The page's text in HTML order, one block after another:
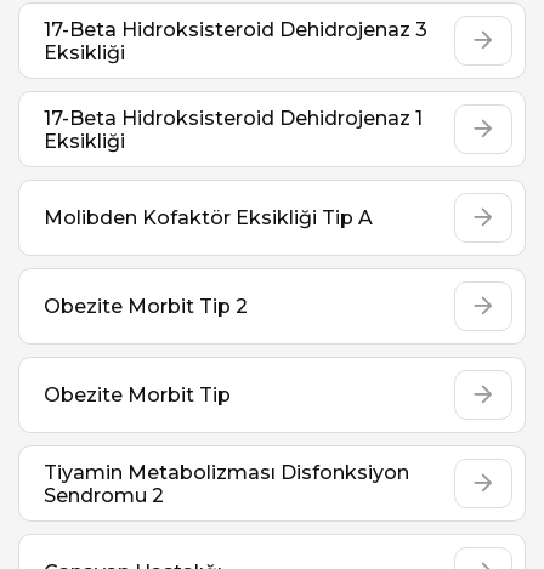
17-Beta Hidroksisteroid Dehidrojenaz 3
Eksikliği
17-Beta Hidroksisteroid Dehidrojenaz 1
Eksikliği
Molibden Kofaktör Eksikliği Tip A
Obezite Morbit Tip 2
Obezite Morbit Tip
Tiyamin Metabolizması Disfonksiyon
Sendromu 2